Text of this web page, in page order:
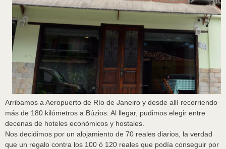
Arribamos a Aeropuerto de Río de Janeiro y desde allí recorriendo
más de 180 kilómetros a Búzios. Al llegar, pudimos elegir entre
decenas de hoteles económicos y hostales.
Nos decidimos por un alojamiento de 70 reales diarios, la verdad
que un regalo contra los 100 ó 120 reales que podía conseguir por